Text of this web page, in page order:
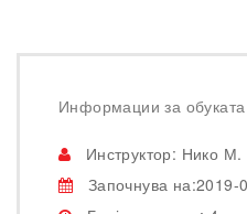
Информации за обуката
Инструктор: Нико
Започнува на:2019-